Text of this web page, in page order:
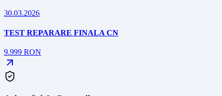
30.03.2026
TEST REPARARE FINALA CN
9.999 RON